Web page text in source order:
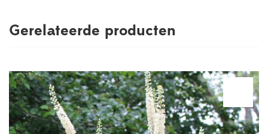
Gerelateerde producten